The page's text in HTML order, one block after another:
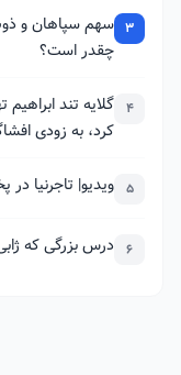
3 سهم سپاهان و
چقدر است؟
4 گلایه تند
کرد، به زودی
5 ویدیو| تاجرنیا در
6 درس بزرگی که